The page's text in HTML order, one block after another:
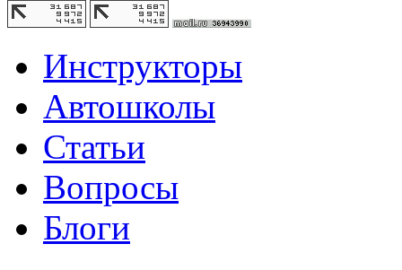
Инструкторы
Автошколы
Статьи
Вопросы
Блоги